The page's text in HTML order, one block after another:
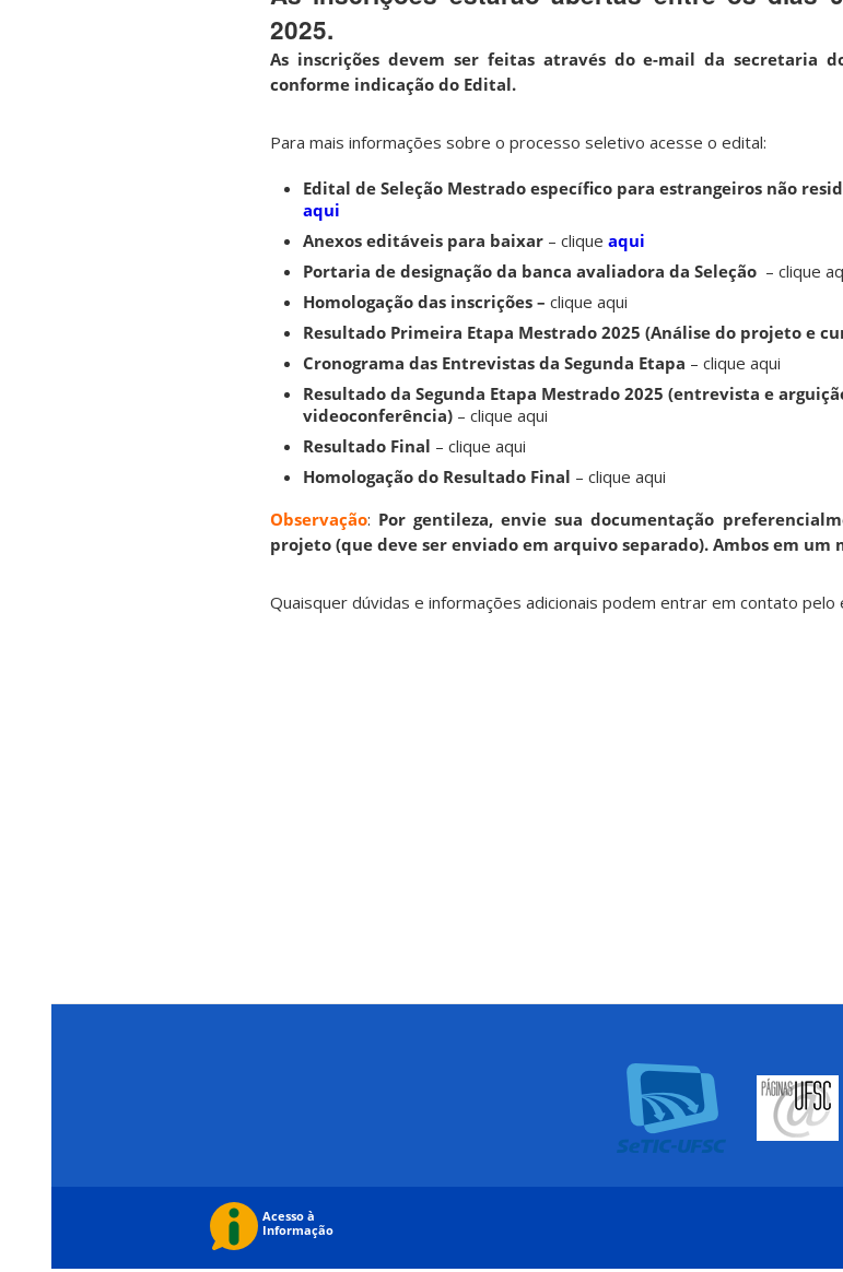
2025.
As inscrições devem ser feitas através do e-mail da secretaria
conforme indicação do Edital.
Para mais informações sobre o processo seletivo acesse o edital:
Edital de Seleção Mestrado específico para estrangeiros não
aqui
Anexos editáveis para baixar – clique aqui
Portaria de designação da banca avaliadora da Seleção – clique
Homologação das inscrições – clique aqui
Resultado Primeira Etapa Mestrado 2025 (Análise do projeto e
Cronograma das Entrevistas da Segunda Etapa – clique aqui
Resultado da Segunda Etapa Mestrado 2025 (entrevista e
videoconferência) – clique aqui
Resultado Final – clique aqui
Homologação do Resultado Final – clique aqui
Observação: Por gentileza, envie sua documentação
projeto (que deve ser enviado em arquivo separado). Ambos em um
Quaisquer dúvidas e informações adicionais podem entrar em contato pelo